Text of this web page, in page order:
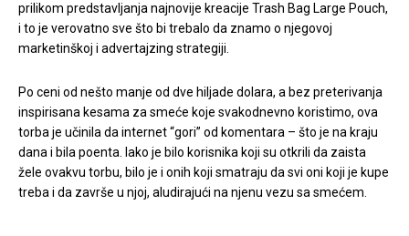
prilikom predstavljanja najnovije kreacije Trash Bag Large Pouch,
i to je verovatno sve što bi trebalo da znamo o njegovoj
marketinškoj i advertajzing strategiji.
Po ceni od nešto manje od dve hiljade dolara, a bez preterivanja
inspirisana kesama za smeće koje svakodnevno koristimo, ova
torba je učinila da internet “gori” od komentara – što je na kraju
dana i bila poenta. Iako je bilo korisnika koji su otkrili da zaista
žele ovakvu torbu, bilo je i onih koji smatraju da svi oni koji je kupe
treba i da završe u njoj, aludirajući na njenu vezu sa smećem.